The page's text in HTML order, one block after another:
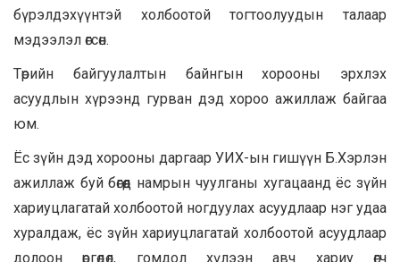
бүрэлдэхүүнтэй холбоотой тогтоолуудын талаар
мэдээлэл өгсөн.
Төрийн байгуулалтын байнгын хорооны эрхлэх
асуудлын хүрээнд гурван дэд хороо ажиллаж байгаа
юм.
Ёс зүйн дэд хорооны даргаар УИХ-ын гишүүн Б.Хэрлэн
ажиллаж буй бөгөөд намрын чуулганы хугацаанд ёс зүйн
хариуцлагатай холбоотой ногдуулах асуудлаар нэг удаа
хуралдаж, ёс зүйн хариуцлагатай холбоотой асуудлаар
долоон өргөдөл, гомдол хүлээн авч хариу өгч